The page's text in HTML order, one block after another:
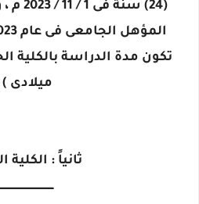
(24)
ميلادى )
ثانياً : الكلية